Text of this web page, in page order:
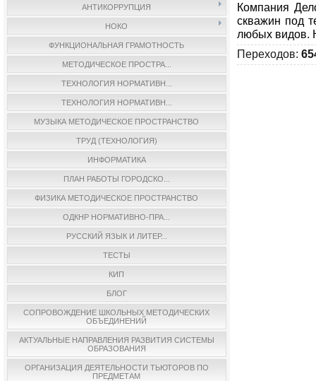
АНТИКОРРУПЦИЯ
НОКО
ФУНКЦИОНАЛЬНАЯ ГРАМОТНОСТЬ
МЕТОДИЧЕСКОЕ ПРОСТРА...
ТЕХНОЛОГИЯ НОРМАТИВН...
ТЕХНОЛОГИЯ НОРМАТИВН...
МУЗЫКА МЕТОДИЧЕСКОЕ ПРОСТРАНСТВО
ТРУД (ТЕХНОЛОГИЯ)
ИНФОРМАТИКА
ПЛАН РАБОТЫ ГОРОДСКО...
ФИЗИКА МЕТОДИЧЕСКОЕ ПРОСТРАНСТВО
ОДКНР НОРМАТИВНО-ПРА...
РУССКИЙ ЯЗЫК И ЛИТЕР...
ТЕСТЫ
КИП
БЛОГ
СОПРОВОЖДЕНИЕ ШКОЛЬНЫХ МЕТОДИЧЕСКИХ
ОБЪЕДИНЕНИЙ
АКТУАЛЬНЫЕ НАПРАВЛЕНИЯ РАЗВИТИЯ СИСТЕМЫ
ОБРАЗОВАНИЯ
ОРГАНИЗАЦИЯ ДЕЯТЕЛЬНОСТИ ТЬЮТОРОВ ПО
ПРЕДМЕТАМ
Компания
скважин под
любых видов.
Переходов: